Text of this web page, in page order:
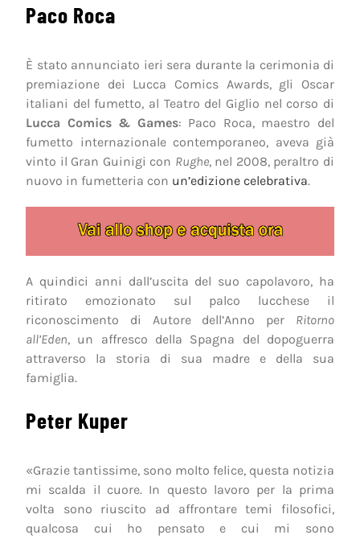
Paco Roca
È stato annunciato ieri sera durante la cerimonia di
premiazione dei Lucca Comics Awards, gli Oscar
italiani del fumetto, al Teatro del Giglio nel corso di
Lucca Comics & Games: Paco Roca, maestro del
fumetto internazionale contemporaneo, aveva già
vinto il Gran Guinigi con Rughe, nel 2008, peraltro di
nuovo in fumetteria con un’edizione celebrativa.
A quindici anni dall’uscita del suo capolavoro, ha
ritirato emozionato sul palco lucchese il
riconoscimento di Autore dell’Anno per Ritorno
all’Eden, un affresco della Spagna del dopoguerra
attraverso la storia di sua madre e della sua
famiglia.
Peter Kuper
«Grazie tantissime, sono molto felice, questa notizia
mi scalda il cuore. In questo lavoro per la prima
volta sono riuscito ad affrontare temi filosofici,
qualcosa cui ho pensato e cui mi sono